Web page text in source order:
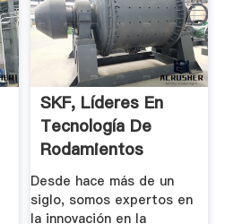
SKF, Líderes En
Tecnología De
Rodamientos
Desde hace más de un
siglo, somos expertos en
la innovación en la